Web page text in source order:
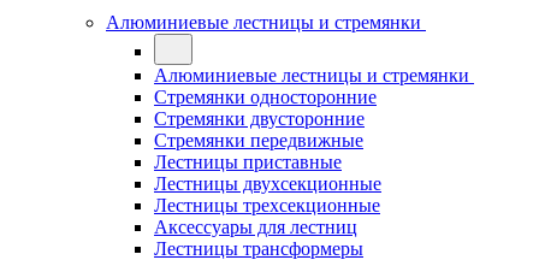
Алюминиевые лестницы и стремянки
Алюминиевые лестницы и стремянки
Стремянки односторонние
Стремянки двусторонние
Стремянки передвижные
Лестницы приставные
Лестницы двухсекционные
Лестницы трехсекционные
Аксессуары для лестниц
Лестницы трансформеры